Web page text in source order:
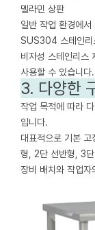
멜라민 상판
일반 작업 환경에
SUS304 스테인리
비자성 스테인리스
사용할 수 있습니다.
3. 다양한
작업 목적에 따라
입니다.
대표적으로 기본
형, 2단 선반형, 3
장비 배치와 작업